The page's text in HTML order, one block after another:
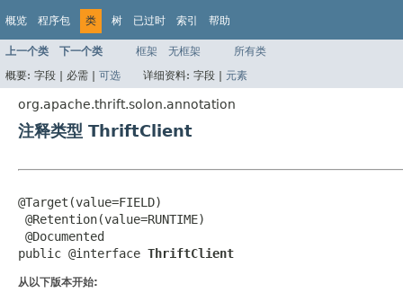
概览 程序包 类 树 已过时 索引 帮助
上一个类 下一个类 框架 无框架
所有类
概要: 字段 | 必需 | 可选 详细资料: 字段 | 元素
org.apache.thrift.solon.annotation
注释类型 ThriftClient
@Target(value=FIELD)
@Retention(value=RUNTIME)
@Documented
public @interface ThriftClient
从以下版本开始: